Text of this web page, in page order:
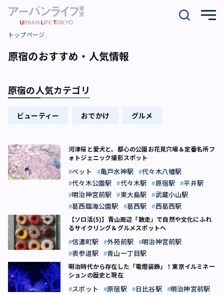
トップページ
原宿のおすすめ・人気情報
原宿の人気カテゴリ
ビューティー おでかけ グルメ
河津桜と愛犬と。都心の公園お花見穴場＆定番名所フ
ォトジェニック撮影スポット
ペット 亀戸水神駅
代々木八幡駅
代々木公園駅
代々木駅 原宿駅
平井駅
明治神宮前駅
東大島駅
武蔵小山駅
葛西臨海公園駅
葛西駅 西葛西駅
【ソロ活(5)】青山周辺「散走」で自然や文化にふれ
るサイクリング＆グルメスポットへ
信濃町駅 外苑前駅
明治神宮前駅
表参道駅
青山一丁目駅
明治時代から存在した「電燈装飾」！東京イルミネー
ションの歴史と現在
スポット 原宿駅 日比谷駅
明治神宮前駅